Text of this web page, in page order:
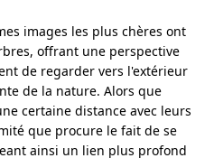
images les plus chères ont
offrant une perspective
de regarder vers l'extérieur
de la nature. Alors que
certaine distance avec leurs
que procure le fait de se
ainsi un lien plus profond